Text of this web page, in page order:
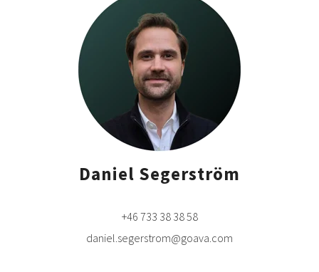
Daniel Segerström
+46 733 38 38 58
daniel.segerstrom@goava.com